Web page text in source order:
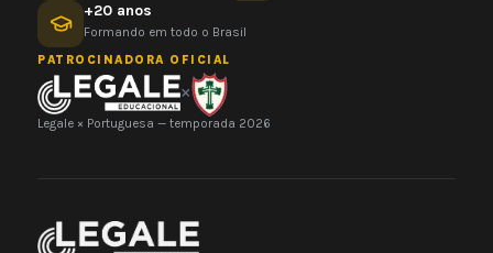
+20 anos
Formando em todo o Brasil
PATROCINADORA OFICIAL
×
Legale × Portuguesa — temporada 2026